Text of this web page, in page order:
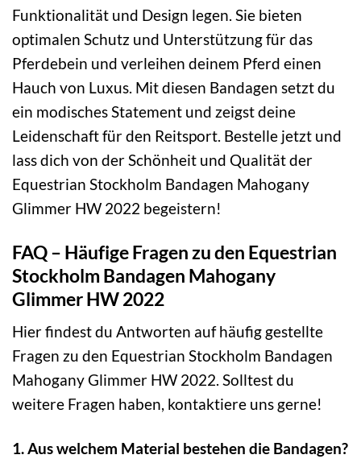
Funktionalität und Design legen. Sie bieten
optimalen Schutz und Unterstützung für das
Pferdebein und verleihen deinem Pferd einen
Hauch von Luxus. Mit diesen Bandagen setzt du
ein modisches Statement und zeigst deine
Leidenschaft für den Reitsport. Bestelle jetzt und
lass dich von der Schönheit und Qualität der
Equestrian Stockholm Bandagen Mahogany
Glimmer HW 2022 begeistern!
FAQ – Häufige Fragen zu den Equestrian
Stockholm Bandagen Mahogany
Glimmer HW 2022
Hier findest du Antworten auf häufig gestellte
Fragen zu den Equestrian Stockholm Bandagen
Mahogany Glimmer HW 2022. Solltest du
weitere Fragen haben, kontaktiere uns gerne!
1. Aus welchem Material bestehen die Bandagen?